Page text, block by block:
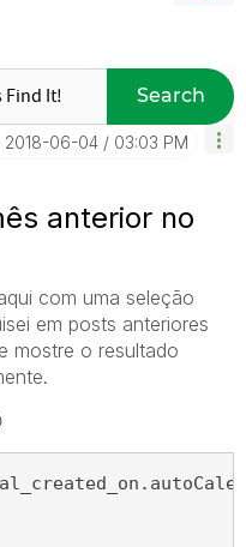
Search
‎2018-06-04 03:03 PM
anterior no
com uma seleção
em posts anteriores
mostre o resultado